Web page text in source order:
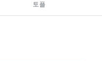
토플